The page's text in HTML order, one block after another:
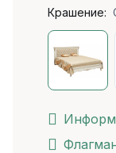
Крашение: